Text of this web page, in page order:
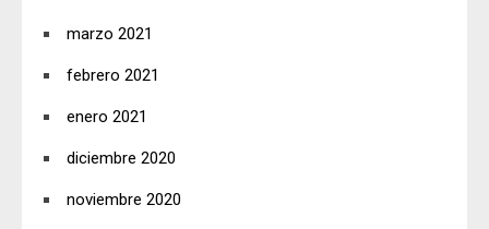
marzo 2021
febrero 2021
enero 2021
diciembre 2020
noviembre 2020